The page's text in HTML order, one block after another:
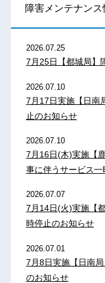
障害メンテナンス
2026.07.25
7月25日【都城局】
2026.07.10
7月17日実施【日南
止のお知らせ
2026.07.10
7月16日(木)実施【
事に伴うサービス
2026.07.07
7月14日(火)実施【
時停止のお知らせ
2026.07.01
7月8日実施【日南
のお知らせ